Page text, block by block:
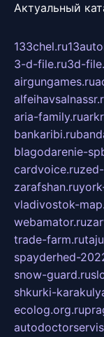
Актуальный
133chel.ru
3-d-file.ru3d-
airgungames.ru
aria-family.ru
bankaribi.ru
blagodarenie-
cardvoice.ru
zarafshan.ru
vladivostok-
webamator.ru
trade-farm.ru
spayderhed-
snow-guard.ru
shkurki-
ecolog.org.ru